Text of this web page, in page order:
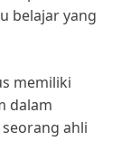
belajar yang
memiliki
dalam
ahli